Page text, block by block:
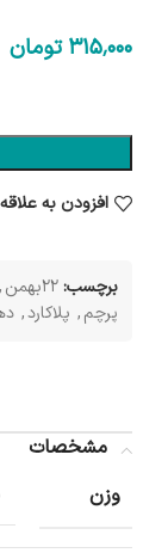
315٬000 تومان
افزودن به
برچسب:22بهمن ,
پرچم, پلاکارد,
مشخصات
وزن